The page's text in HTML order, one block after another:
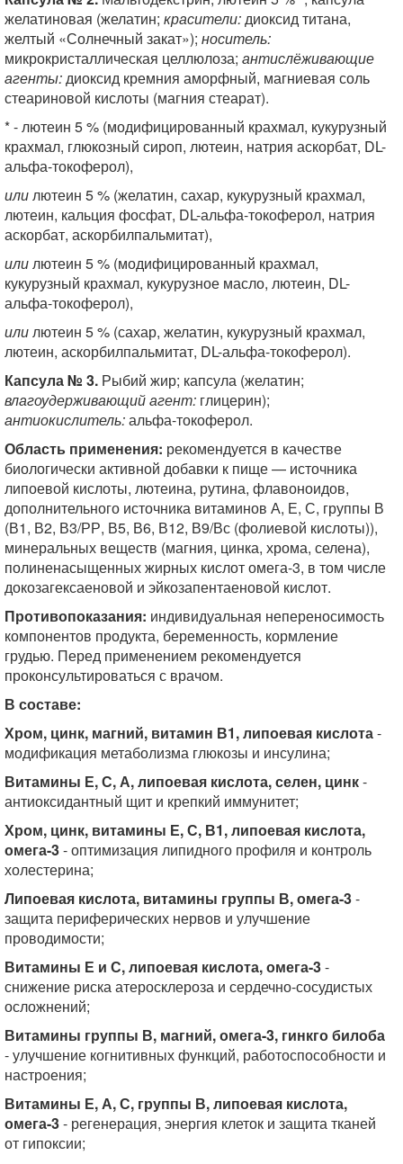
желатиновая (желатин; красители:диоксид титана,
желтый «Солнечный закат»); носитель:
микрокристаллическая целлюлоза; антислёживающие
агенты:диоксид кремния аморфный, магниевая соль
стеариновой кислоты (магния стеарат).
* - лютеин 5 % (модифицированный крахмал, кукурузный
крахмал, глюкозный сироп, лютеин, натрия аскорбат, DL-
альфа-токоферол),
илилютеин 5 % (желатин, сахар, кукурузный крахмал,
лютеин, кальция фосфат, DL-альфа-токоферол, натрия
аскорбат, аскорбилпальмитат),
илилютеин 5 % (модифицированный крахмал,
кукурузный крахмал, кукурузное масло, лютеин, DL-
альфа-токоферол),
илилютеин 5 % (сахар, желатин, кукурузный крахмал,
лютеин, аскорбилпальмитат, DL-альфа-токоферол).
Капсула № 3. Рыбий жир; капсула (желатин;
влагоудерживающий агент: глицерин);
антиокислитель:альфа-токоферол.
Область применения: рекомендуется в качестве
биологически активной добавки к пище — источника
липоевой кислоты, лютеина, рутина, флавоноидов,
дополнительного источника витаминов А, Е, С, группы В
(В1, В2, В3/РР, В5, В6, В12, В9/Вс (фолиевой кислоты)),
минеральных веществ (магния, цинка, хрома, селена),
полиненасыщенных жирных кислот омега-3, в том числе
докозагексаеновой и эйкозапентаеновой кислот.
Противопоказания: индивидуальная непереносимость
компонентов продукта, беременность, кормление
грудью. Перед применением рекомендуется
проконсультироваться с врачом.
В составе:
Хром, цинк, магний, витамин В1, липоевая кислота-
модификация метаболизма глюкозы и инсулина;
Витамины Е, С, А, липоевая кислота, селен, цинк-
антиоксидантный щит и крепкий иммунитет;
Хром, цинк, витамины Е, С, В1, липоевая кислота,
омега-3- оптимизация липидного профиля и контроль
холестерина;
Липоевая кислота, витамины группы В, омега-3-
защита периферических нервов и улучшение
проводимости;
Витамины Е и С, липоевая кислота, омега-3-
снижение риска атеросклероза и сердечно-сосудистых
осложнений;
Витамины группы В, магний, омега-3, гинкго билоба
- улучшение когнитивных функций, работоспособности и
настроения;
Витамины Е, А, С, группы В, липоевая кислота,
омега-3- регенерация, энергия клеток и защита тканей
от гипоксии;